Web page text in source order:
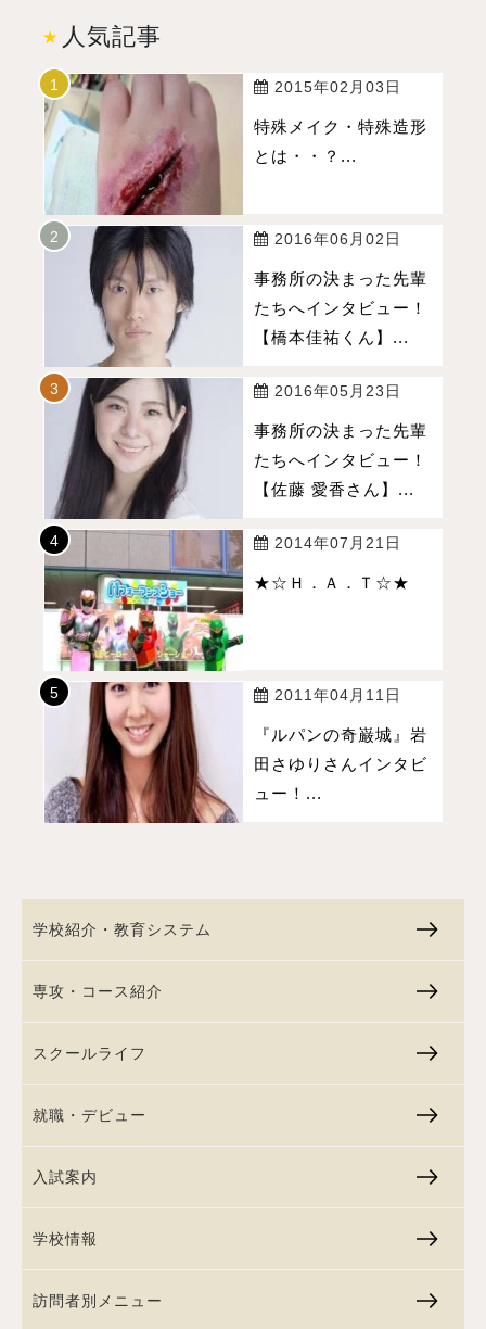
人気記事
2015年02月03日
特殊メイク・特殊造形
とは・・？...
2016年06月02日
事務所の決まった先輩
たちへインタビュー！
【橋本佳祐くん】...
2016年05月23日
事務所の決まった先輩
たちへインタビュー！
【佐藤 愛香さん】...
2014年07月21日
★☆Ｈ．Ａ．Ｔ☆★
2011年04月11日
『ルパンの奇巌城』岩
田さゆりさんインタビ
ュー！...
学校紹介・教育システム
専攻・コース紹介
スクールライフ
就職・デビュー
入試案内
学校情報
訪問者別メニュー